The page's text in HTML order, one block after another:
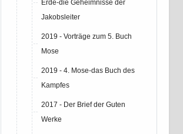
Erde-die Geheimnisse der
Jakobsleiter
2019 - Vorträge zum 5. Buch
Mose
2019 - 4. Mose-das Buch des
Kampfes
2017 - Der Brief der Guten
Werke